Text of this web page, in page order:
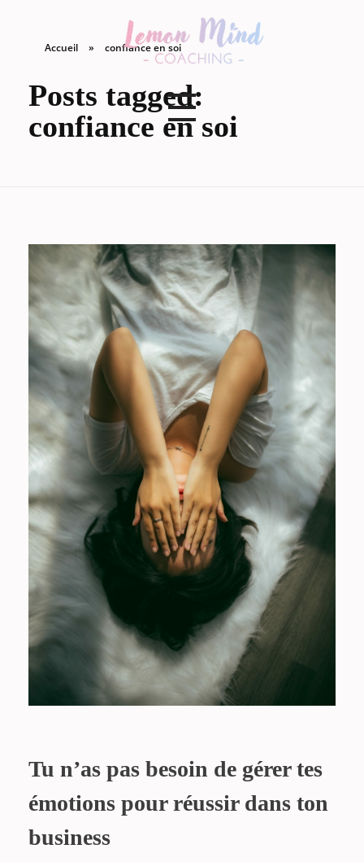
Accueil » confiance en soi
Posts tagged:
confiance en soi
Tu n’as pas besoin de gérer tes
émotions pour réussir dans ton
business